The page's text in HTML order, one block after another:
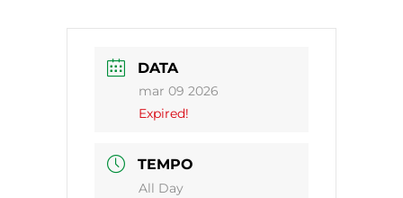
DATA
mar 09 2026
Expired!
TEMPO
All Day